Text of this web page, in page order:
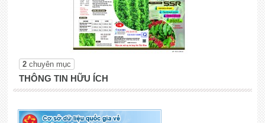
2chuyên mục
THÔNG TIN HỮU ÍCH